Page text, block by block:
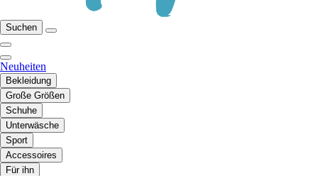
Suchen
Neuheiten
Bekleidung
Große Größen
Schuhe
Unterwäsche
Sport
Accessoires
Für ihn